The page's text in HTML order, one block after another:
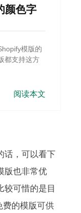
颜色字
模版的
都支持这方
阅读本文
话，可以看下
版也非常优
较可惜的是目
费的模版可供